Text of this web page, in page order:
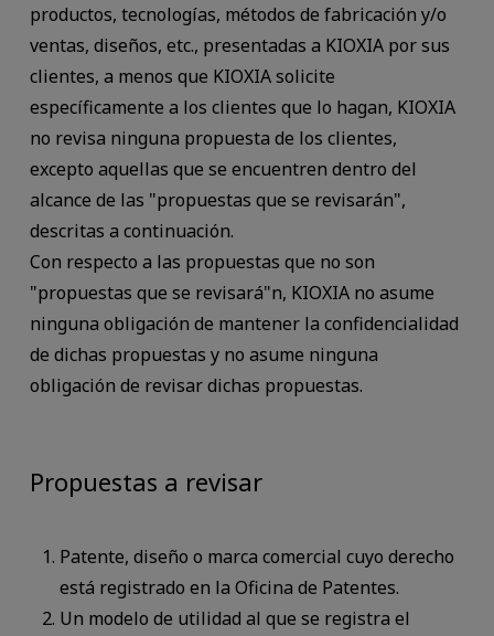
productos, tecnologías, métodos de fabricación y/o
ventas, diseños, etc., presentadas a KIOXIA por sus
clientes, a menos que KIOXIA solicite
específicamente a los clientes que lo hagan, KIOXIA
no revisa ninguna propuesta de los clientes,
excepto aquellas que se encuentren dentro del
alcance de las "propuestas que se revisarán",
descritas a continuación.
Con respecto a las propuestas que no son
"propuestas que se revisará"n, KIOXIA no asume
ninguna obligación de mantener la confidencialidad
de dichas propuestas y no asume ninguna
obligación de revisar dichas propuestas.
Propuestas a revisar
Patente, diseño o marca comercial cuyo derecho
está registrado en la Oficina de Patentes.
Un modelo de utilidad al que se registra el